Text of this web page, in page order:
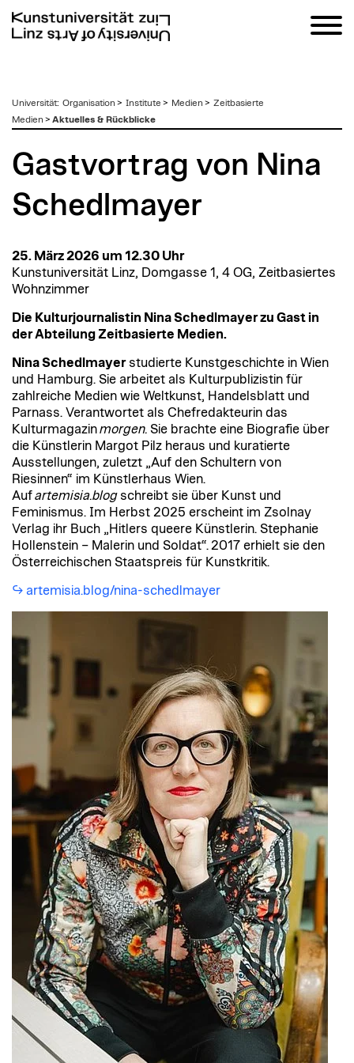
zum
Inhalt
Universität: Organisation > Institute > Medien > Zeitbasierte
Medien > Aktuelles & Rückblicke
Gastvortrag von Nina
Schedlmayer
25. März 2026 um 12.30 Uhr
Kunstuniversität Linz, Domgasse 1, 4 OG, Zeitbasiertes
Wohnzimmer
Die Kulturjournalistin Nina Schedlmayer zu Gast in
der Abteilung Zeitbasierte Medien.
Nina Schedlmayerstudierte Kunstgeschichte in Wien
und Hamburg. Sie arbeitet als Kulturpublizistin für
zahlreiche Medien wie Weltkunst, Handelsblatt und
Parnass. Verantwortet als Chefredakteurin das
Kulturmagazinmorgen. Sie brachte eine Biografie über
die Künstlerin Margot Pilz heraus und kuratierte
Ausstellungen, zuletzt „Auf den Schultern von
Riesinnen“ im Künstlerhaus Wien.
Aufartemisia.blog schreibt sie über Kunst und
Feminismus. Im Herbst 2025 erscheint im Zsolnay
Verlag ihr Buch „Hitlers queere Künstlerin. Stephanie
Hollenstein – Malerin und Soldat“. 2017 erhielt sie den
Österreichischen Staatspreis für Kunstkritik.
artemisia.blog/nina-schedlmayer